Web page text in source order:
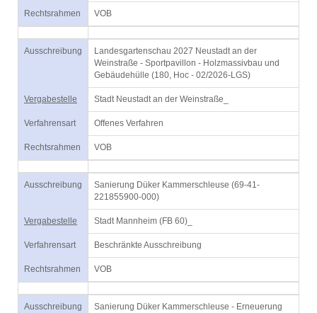
Rechtsrahmen VOB
Ausschreibung
Landesgartenschau 2027 Neustadt an der
Weinstraße - Sportpavillon - Holzmassivbau und
Gebäudehülle (180, Hoc - 02/2026-LGS)
Vergabestelle Stadt Neustadt an der Weinstraße_
Verfahrensart Offenes Verfahren
Rechtsrahmen VOB
Ausschreibung
Sanierung Düker Kammerschleuse (69-41-
221855900-000)
Vergabestelle Stadt Mannheim (FB 60)_
Verfahrensart Beschränkte Ausschreibung
Rechtsrahmen VOB
Ausschreibung
Sanierung Düker Kammerschleuse - Erneuerung